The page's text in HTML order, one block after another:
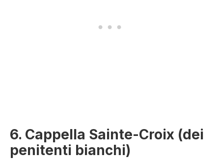
6. Cappella Sainte-Croix (dei
penitenti bianchi)